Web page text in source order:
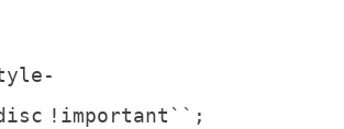
!important``;